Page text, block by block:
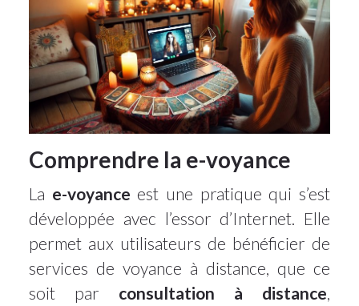
Comprendre la e-voyance
La e-voyance est une pratique qui s’est
développée avec l’essor d’Internet. Elle
permet aux utilisateurs de bénéficier de
services de voyance à distance, que ce
soit par consultation à distance